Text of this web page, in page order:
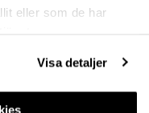
eller som de har
Visa detaljer
kr inkl. moms